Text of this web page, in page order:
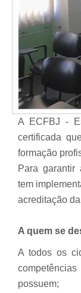
A ECFBJ -
certificada
formação
Para garantir
tem
acreditação
A quem se
A todos os
possuem;